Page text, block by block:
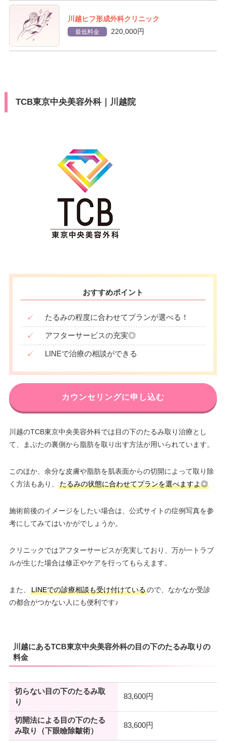
川越ヒフ形成外科クリニック
最低料金 220,000円
TCB東京中央美容外科｜川越院
おすすめポイント
✓ たるみの程度に合わせてプランが選べる！
✓ アフターサービスの充実◎
✓ LINEで治療の相談ができる
カウンセリングに申し込む
川越のTCB東京中央美容外科では目の下のたるみ取り治療とし
て、まぶたの裏側から脂肪を取り出す方法が用いられています。
このほか、余分な皮膚や脂肪を肌表面からの切開によって取り除
く方法もあり、
たるみの状態に合わせてプランを選べますよ◎
施術前後のイメージをしたい場合は、公式サイトの症例写真を参
考にしてみてはいかがでしょうか。
クリニックではアフターサービスが充実しており、万が一トラブ
ルが生じた場合は修正やケアを行ってもらえます。
また、 LINEでの診療相談も受け付けているので、なかなか受診
の都合がつかない人にも便利です♪
川越にあるTCB東京中央美容外科の目の下のたるみ取りの
料金
切らない目の下のたるみ取
り
83,600円
切開法による目の下のたる
み取り（下眼瞼除皺術）
83,600円